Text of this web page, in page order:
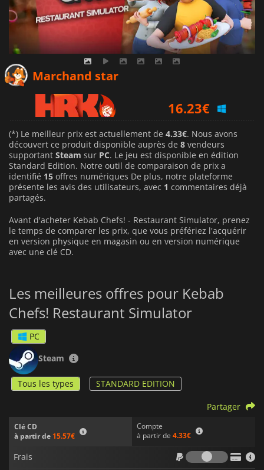
Marchand star
16.23€
16.69€
(*) Le meilleur prix est actuellement de 4.33€. Nous avons
découvert ce produit disponible auprès de 8 vendeurs
supportant Steam sur PC. Le jeu est disponible en édition
Standard Edition. Notre outil de comparaison de prix a
identifié 15 offres numériques De plus, notre plateforme
présente les avis des utilisateurs, avec 1 commentaires déjà
partagés.
Avant d'acheter Kebab Chefs! - Restaurant Simulator, prenez
le temps de comparer les prix, que vous préfériez l'acquérir
en version physique en magasin ou en version numérique
avec une clé CD.
Les meilleures offres pour Kebab
Chefs! Restaurant Simulator
PC
Steam
Tous les types STANDARD EDITION
Clé CD
à partir de 15.57€
Compte
à partir de 4.33€
Partager
Frais
Frais